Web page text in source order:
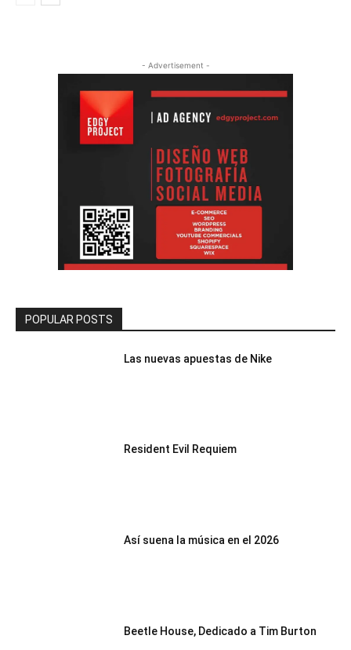
- Advertisement -
POPULAR POSTS
Las nuevas apuestas de Nike
Resident Evil Requiem
Así suena la música en el 2026
Beetle House, Dedicado a Tim Burton